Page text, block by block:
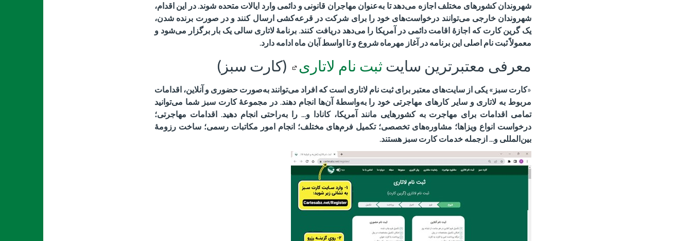
شهروندان کشورهای مختلف اجازه می‌دهد تا به‌عنوان مهاجران قانونی و دائمی وارد ایالات متحده شوند.در این اقدام،
شهروندان خارجی می‌توانند درخواست‌های خود را برای شرکت در قرعه‌کشی ارسال کنند و در صورت برنده شدن،
یک گرین کارت که اجازهٔ اقامت دائمی در آمریکا را می‌دهد دریافت کنند. برنامهٔ لاتاری سالی یک بار برگزار می‌شود و
معمولاً ثبت نام اصلی این برنامه در آغاز مهرماه شروع و تا اواسط آبان ماه ادامه دارد.
معرفی معتبرترین سایت ثبت نام لاتاری (کارت سبز)
«کارت سبز» یکی از سایت‌های معتبر برای ثبت نام لاتاری است که افراد می‌توانند به‌صورت حضوری و آنلاین، اقدامات
مربوط به لاتاری و سایر کارهای مهاجرتی خود را به‌واسطهٔ آن‌ها انجام دهند. در مجموعهٔ کارت سبز شما می‌توانید
تمامی اقدامات برای مهاجرت به کشورهایی مانند آمریکا، کانادا و... را به‌راحتی انجام دهید.اقدامات مهاجرتی؛
درخواست انواع ویزاها؛ مشاوره‌های تخصصی؛ تکمیل فرم‌های مختلف؛ انجام امور مکاتبات رسمی؛ ساخت رزومهٔ
بین‌المللی و...ازجمله خدمات کارت سبز هستند.